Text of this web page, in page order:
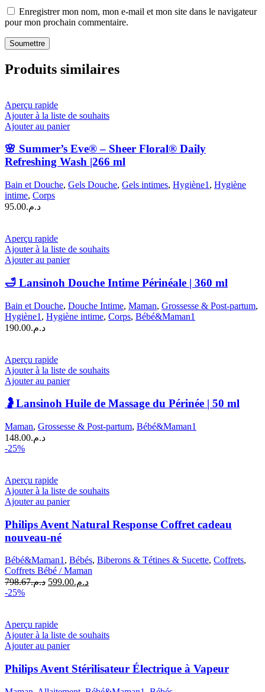
Enregistrer mon nom, mon e-mail et mon site dans le navigateur
pour mon prochain commentaire.
Produits similaires
Aperçu rapide
Ajouter à la liste de souhaits
Ajouter au panier
🌸 Summer’s Eve® – Sheer Floral® Daily
Refreshing Wash |266 ml
Bain et Douche, Gels Douche, Gels intimes, Hygiène1 , Hygiène
intime, Corps
د.م.95.00
Aperçu rapide
Ajouter à la liste de souhaits
Ajouter au panier
🛁 Lansinoh Douche Intime Périnéale | 360 ml
Bain et Douche, Douche Intime, Maman, Grossesse & Post-partum,
Hygiène1 , Hygiène intime, Corps, Bébé&Maman1
د.م.190.00
Aperçu rapide
Ajouter à la liste de souhaits
Ajouter au panier
🤰Lansinoh Huile de Massage du Périnée | 50 ml
Maman, Grossesse & Post-partum, Bébé&Maman1
د.م.148.00
-25%
Aperçu rapide
Ajouter à la liste de souhaits
Ajouter au panier
Philips Avent Natural Response Coffret cadeau
nouveau-né
Bébé&Maman1, Bébés, Biberons & Tétines & Sucette, Coffrets,
Coffrets Bébé / Maman
د.م.798.67
Le
د.م.599.00
Le
-25%
Aperçu rapide
Ajouter à la liste de souhaits
Ajouter au panier
Philips Avent Stérilisateur Électrique à Vapeur